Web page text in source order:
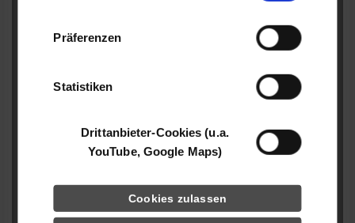
Daten zusammen, die Sie ihnen bereitgestellt
haben oder die sie im Rahmen Ihrer Nutzung
Präferenzen
Statistiken
Drittanbieter-Cookies (u.a.
YouTube, Google Maps)
Cookies zulassen
Telefonnummer